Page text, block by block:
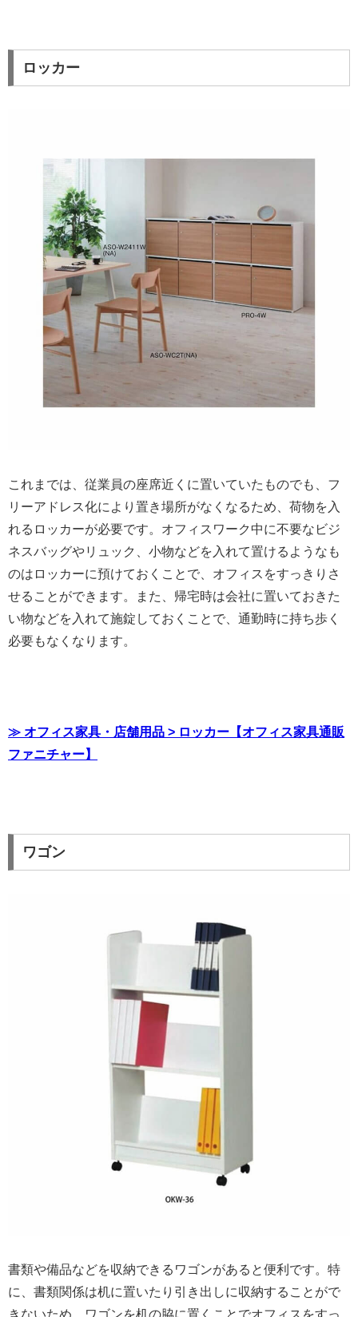
ロッカー
これまでは、従業員の座席近くに置いていたものでも、フ
リーアドレス化により置き場所がなくなるため、荷物を入
れるロッカーが必要です。オフィスワーク中に不要なビジ
ネスバッグやリュック、小物などを入れて置けるようなも
のはロッカーに預けておくことで、オフィスをすっきりさ
せることができます。また、帰宅時は会社に置いておきた
い物などを入れて施錠しておくことで、通勤時に持ち歩く
必要もなくなります。
≫ オフィス家具・店舗用品 > ロッカー【オフィス家具通販
ファニチャー】
ワゴン
書類や備品などを収納できるワゴンがあると便利です。特
に、書類関係は机に置いたり引き出しに収納することがで
きないため、ワゴンを机の脇に置くことでオフィスをすっ